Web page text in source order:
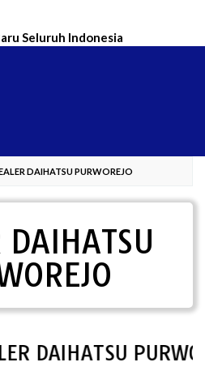
Seluruh Indonesia
DAIHATSU PURWOREJO
DAIHATSU